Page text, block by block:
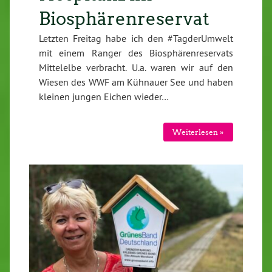
Biosphärenreservat
Letzten Freitag habe ich den #TagderUmwelt
mit einem Ranger des Biosphärenreservats
Mittelelbe verbracht. U.a. waren wir auf den
Wiesen des WWF am Kühnauer See und haben
kleinen jungen Eichen wieder…
Weiterlesen »